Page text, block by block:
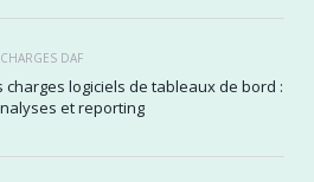
DAF
charges logiciels de tableaux de bord :
et reporting